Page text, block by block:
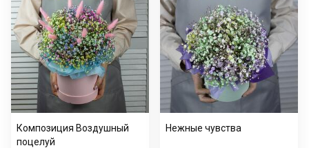
Композиция Воздушный
поцелуй
Нежные чувства